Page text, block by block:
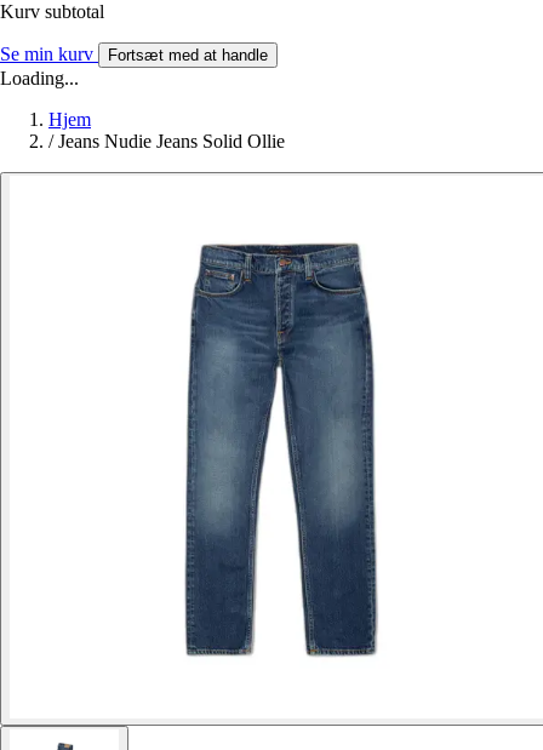
Kurv subtotal
Se min kurv Fortsæt med at handle
Loading...
Hjem
/ Jeans Nudie Jeans Solid Ollie